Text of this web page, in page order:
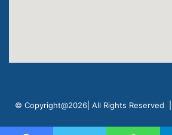
© Copyright@2026| All Rights Reserved |